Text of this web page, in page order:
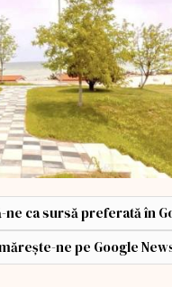
ne ca sursă preferată în
ne pe Google